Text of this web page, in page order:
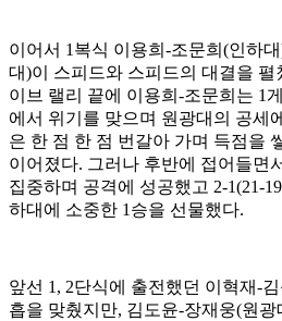
이어서 1복식 이용희 -조문희 (인하대
대)이 스피드와 스피드의 대결을 펼
이브 랠리 끝에 이용희 -조문희는 1
에서 위기를 맞으며 원광대의 공세
은 한 점 한 점 번갈아 가며 득점을
이어졌다. 그러나 후반에 접어들면
집중하며 공격에 성공했고 2-1(21-
하대에 소중한 1승을 선물했다.
앞선 1, 2단식에 출전했던 이혁재-
흡을 맞췄지만, 김도윤-장재웅(원광